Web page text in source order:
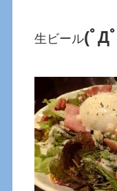
生ビール(ﾟД